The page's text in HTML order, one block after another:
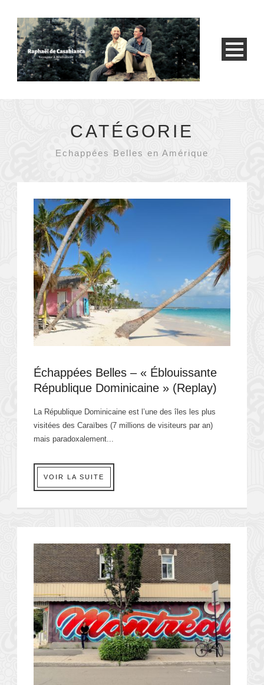
CATÉGORIE
Echappées Belles en Amérique
Échappées Belles – « Éblouissante
République Dominicaine » (Replay)
La République Dominicaine est l’une des îles les plus
visitées des Caraïbes (7 millions de visiteurs par an)
mais paradoxalement...
VOIR LA SUITE